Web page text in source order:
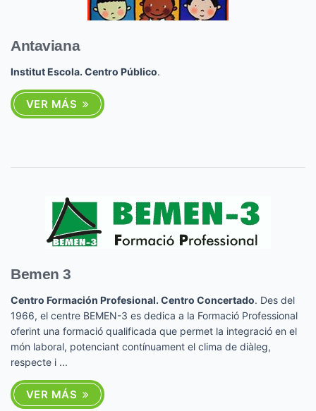
Antaviana
Institut Escola. Centro Público.
VER MÁS
Bemen 3
Centro Formación Profesional. Centro Concertado. Des del
1966, el centre BEMEN-3 es dedica a la Formació Professional
oferint una formació qualificada que permet la integració en el
món laboral, potenciant contínuament el clima de diàleg,
respecte i ...
VER MÁS